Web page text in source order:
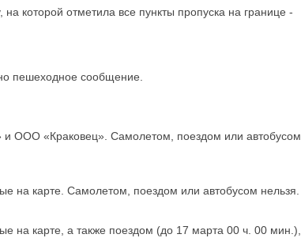
которой отметила все пункты пропуска на границе -
пешеходное сообщение.
и ООО «Краковец». Самолетом, поездом или автобусом
на карте. Самолетом, поездом или автобусом нельзя.
на карте, а также поездом (до 17 марта 00 ч. 00 мин.),